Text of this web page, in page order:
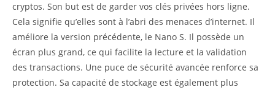
cryptos. Son but est de garder vos clés privées hors ligne.
Cela signifie qu’elles sont à l’abri des menaces d’internet. Il
améliore la version précédente, le Nano S. Il possède un
écran plus grand, ce qui facilite la lecture et la validation
des transactions. Une puce de sécurité avancée renforce sa
protection. Sa capacité de stockage est également plus